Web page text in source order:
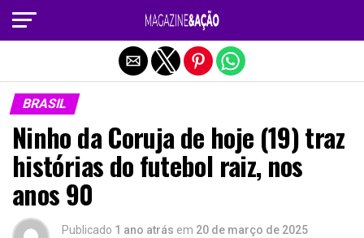
BRASIL
Ninho da Coruja de hoje (19) traz
histórias do futebol raiz, nos
anos 90
Publicado 1 ano atrás em 20 de março de 2025
Sair da versão mobile